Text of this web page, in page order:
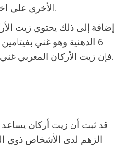
الأخرى على اختراق الجلد بسهولة أكبر.
إضافة إلى ذلك يحتوي زيت
6 الدهنية وهو غني
فإن زيت الأركان المغربي غني أيضًا بمضادات الأكسدة.
قد ثبت أن زيت أركان
الزهم لدى الأشخاص ذوي